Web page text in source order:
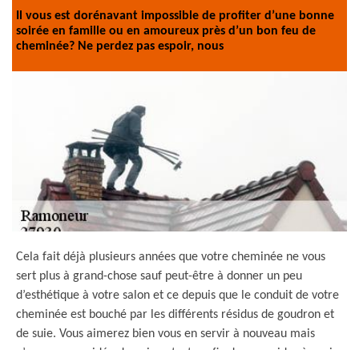
Il vous est dorénavant impossible de profiter d’une bonne
soirée en famille ou en amoureux près d’un bon feu de
cheminée? Ne perdez pas espoir, nous
Cela fait déjà plusieurs années que votre cheminée ne vous
sert plus à grand-chose sauf peut-être à donner un peu
d’esthétique à votre salon et ce depuis que le conduit de votre
cheminée est bouché par les différents résidus de goudron et
de suie. Vous aimerez bien vous en servir à nouveau mais